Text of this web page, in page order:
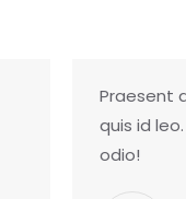
Praesent
quis id
odio!